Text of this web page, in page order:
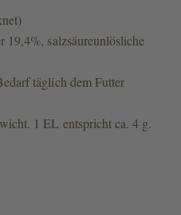
19,4%, salzsäureunlösliche
täglich dem Futter
1 EL entspricht ca. 4 g.